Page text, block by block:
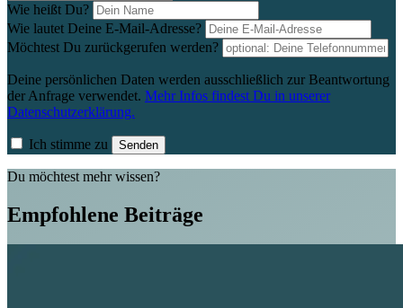
Wie heißt Du?
Wie lautet Deine E-Mail-Adresse?
Möchtest Du zurückgerufen werden?
Deine persönlichen Daten werden ausschließlich zur Beantwortung
der Anfrage verwendet. Mehr Infos findest Du in unserer
Datenschutzerklärung.
Ich stimme zu Senden
Du möchtest mehr wissen?
Empfohlene Beiträge